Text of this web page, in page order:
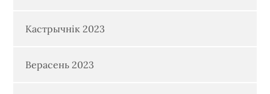
Кастрычнік 2023
Верасень 2023